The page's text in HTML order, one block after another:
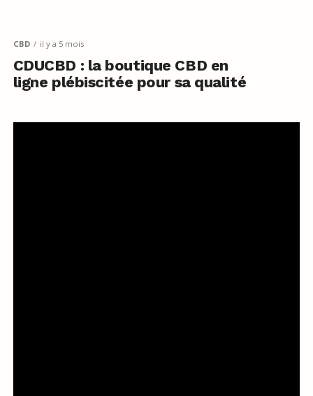
CBD il y a 5 mois
CDUCBD : la boutique CBD en
ligne plébiscitée pour sa qualité